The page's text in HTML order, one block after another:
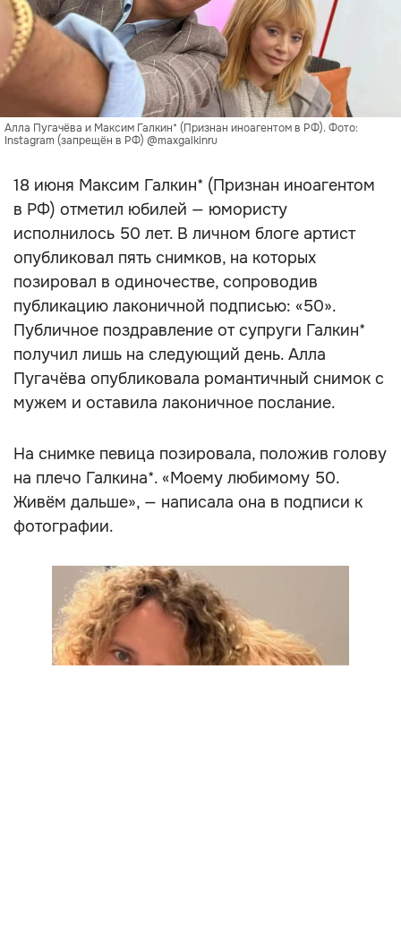
Алла Пугачёва и Максим Галкин* (Признан иноагентом в РФ). Фото:
Instagram (запрещён в РФ) @maxgalkinru
18 июня Максим Галкин* (Признан иноагентом
в РФ) отметил юбилей — юмористу
исполнилось 50 лет. В личном блоге артист
опубликовал пять снимков, на которых
позировал в одиночестве, сопроводив
публикацию лаконичной подписью: «50».
Публичное поздравление от супруги Галкин*
получил лишь на следующий день. Алла
Пугачёва опубликовала романтичный снимок с
мужем и оставила лаконичное послание.
На снимке певица позировала, положив голову
на плечо Галкина*. «Моему любимому 50.
Живём дальше», — написала она в подписи к
фотографии.